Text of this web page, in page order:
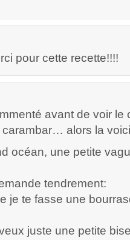
pour cette recette!!!!
avant de voir
alors la
océan, une petite
tendrement:
je te fasse une
juste une petite